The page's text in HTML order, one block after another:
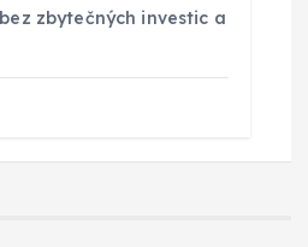
zbytečných investic a